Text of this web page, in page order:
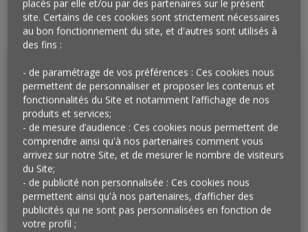
Rapport de l'enquête 2/3
Rapport complet
Méthodologie
Enquête réalisée par Harris Interactive en ligne du
07 au 09 mars 2017. Échantillon de 1 011
personnes, représentatif des Français âgés de 18
ans et plus. Méthode des quotas et redressement
appliqués aux variables suivantes : sexe, âge,
catégorie socioprofessionnelle et région de
l’interviewé(e).
placés par elle et/ou par des partenaires sur le présent
site. Certains de ces cookies sont strictement nécessaires
au bon fonctionnement du site, et d'autres sont utilisés à
des fins :
- de paramétrage de vos préférences : Ces cookies nous
permettent de personnaliser et proposer les contenus et
fonctionnalités du Site et notamment l’affichage de nos
produits et services;
- de mesure d’audience : Ces cookies nous permettent de
comprendre ainsi qu'à nos partenaires comment vous
arrivez sur notre Site, et de mesurer le nombre de visiteurs
du Site;
- de publicité non personnalisée : Ces cookies nous
permettent ainsi qu'à nos partenaires, d’afficher des
publicités qui ne sont pas personnalisées en fonction de
votre profil ;